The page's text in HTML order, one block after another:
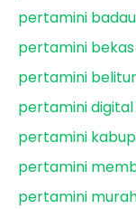
pertamini
pertamini
pertamini
pertamini
pertamini
pertamini
pertamini